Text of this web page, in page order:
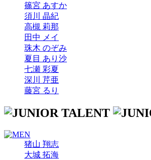
篠宮 あすか
須川 晶紀
高槻 莉那
田中 メイ
珠木 のぞみ
夏目 あり沙
七瀬 彩夏
深川 芹亜
藤宮 るり
猪山 翔志
大城 拓海